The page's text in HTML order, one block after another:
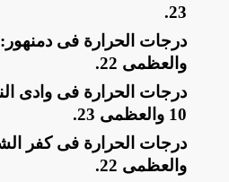
23
.
والعظمى 22
.
​درجات الحرارة فى وادى
10 والعظمى 23
.
والعظمى 22
.